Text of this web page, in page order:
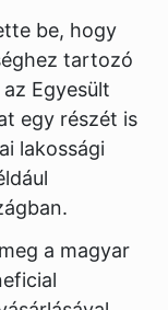
be, hogy
tartozó
Egyesült
egy részét is
lakossági
a magyar